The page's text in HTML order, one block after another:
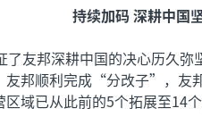
持续加码 深耕中国
了友邦深耕中国的决心历久
友邦顺利完成“分改子”，友
域已从此前的5个拓展至14